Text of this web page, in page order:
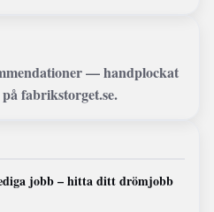
— handplockat
fabrikstorget.se.
jobb – hitta ditt drömjobb